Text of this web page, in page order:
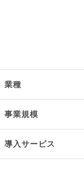
業種
事業規模
導入サービス